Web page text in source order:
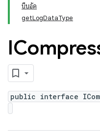
บีบอัด
getLogDataType
public interface